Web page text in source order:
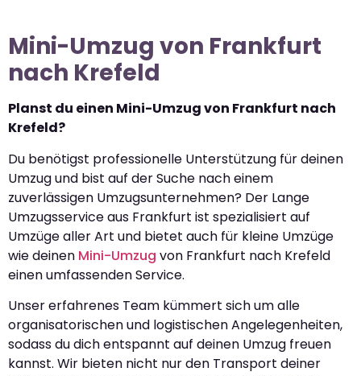
Mini-Umzug von Frankfurt
nach Krefeld
Planst du einen Mini-Umzug von Frankfurt nach
Krefeld?
Du benötigst professionelle Unterstützung für deinen
Umzug und bist auf der Suche nach einem
zuverlässigen Umzugsunternehmen? Der Lange
Umzugsservice aus Frankfurt ist spezialisiert auf
Umzüge aller Art und bietet auch für kleine Umzüge
wie deinen Mini-Umzug von Frankfurt nach Krefeld
einen umfassenden Service.
Unser erfahrenes Team kümmert sich um alle
organisatorischen und logistischen Angelegenheiten,
sodass du dich entspannt auf deinen Umzug freuen
kannst. Wir bieten nicht nur den Transport deiner